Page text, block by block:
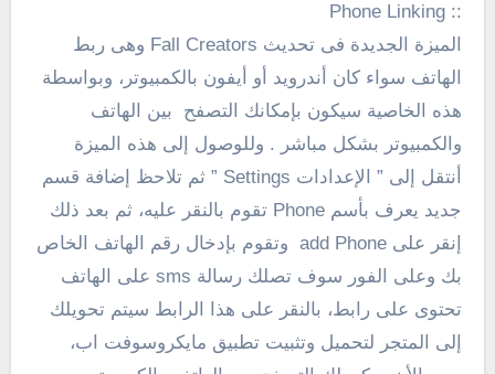
:: Phone Linking
الميزة الجديدة فى تحديث Fall Creators وهى ربط
الهاتف سواء كان أندرويد أو أيفون بالكمبيوتر، وبواسطة
هذه الخاصية سيكون بإمكانك التصفح بين الهاتف
والكمبيوتر بشكل مباشر . وللوصول إلى هذه الميزة
أنتقل إلى ” الإعدادات Settings ” ثم تلاحظ إضافة قسم
جديد يعرف بأسم Phone تقوم بالنقر عليه، ثم بعد ذلك
إنقر على add Phone وتقوم بإدخال رقم الهاتف الخاص
بك وعلى الفور سوف تصلك رسالة sms على الهاتف
تحتوى على رابط، بالنقر على هذا الرابط سيتم تحويلك
إلى المتجر لتحميل وتثبيت تطبيق مايكروسوفت اب،